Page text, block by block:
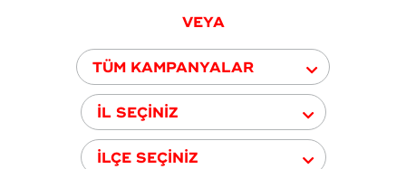
VEYA
TÜM KAMPANYALAR
İL SEÇİNİZ
İLÇE SEÇİNİZ